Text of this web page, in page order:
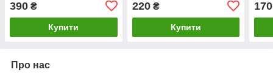
390 ₴
Купити
220₴
Купити
170
Про нас